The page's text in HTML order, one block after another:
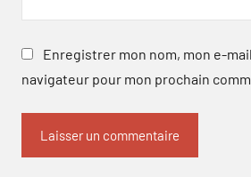
Enregistrer mon nom, mon e-
navigateur pour mon prochain